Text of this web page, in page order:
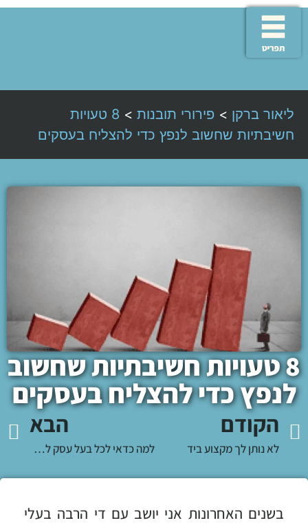
ליאור ברקן > פירורי תובנות >
8 טעויות
חשיבתיות שחשוב לנפץ כדי להצליח בעסקים
8 טעויות חשיבתיות שחשוב
לנפץ כדי להצליח בעסקים
הקודם
לא נותן לך מקצוע ביד
הבא
למה כדאי לכל בעל עסק להתחיל ללכת לחדר כושר? 5 סיבות לא צפויות לחלוטין
בשנים האחרונות אני יושב עם די הרבה בעלי